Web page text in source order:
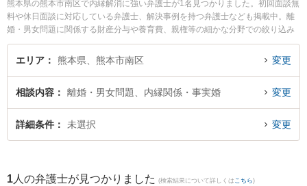
熊本県の熊本市南区で内縁解消に強い弁護士が1名見つかりました。初回面談無
料や休日面談に対応している弁護士、解決事例を持つ弁護士なども掲載中。離
婚・男女問題に関係する財産分与や養育費、親権等の細かな分野での絞り込み
検索もでき便利です。特に田迎法律事務所の髙瀬 真哉弁護士のプロフィール情
報や弁護士費用、強みなどが注目されています。『熊本市南区で土日や夜間に
消を法律相談できる熊本市南区内の弁護士に相談予約したい』などでお困りの
相談者さんにおすすめです。
エリア 熊本県、熊本市南区 変更
相談内容 離婚・男女問題、内縁関係・事実婚 変更
詳細条件 未選択 変更
1 人の弁護士が見つかりました (検索結果について詳しくは こちら)